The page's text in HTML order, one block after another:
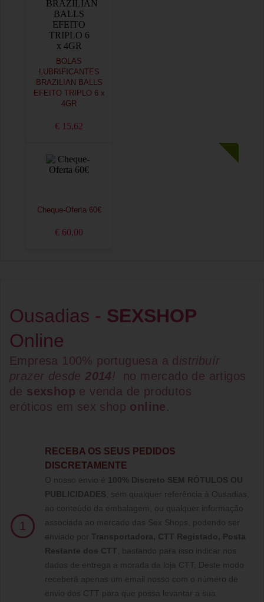
BOLAS
LUBRIFICANTES
BRAZILIAN BALLS
EFEITO TRIPLO 6 x
4GR
€ 15,62
Cheque-Oferta 60€
€ 60,00
Ousadias - SEXSHOP
Online
Empresa 100% portuguesa a d istribuír
prazer desde2014!
no mercado de artigos
de sexshop e venda de produtos
eróticos em sex shop online.
1
RECEBA OS SEUS PEDIDOS
DISCRETAMENTE
O nosso envio é 100% Discreto SEM RÓTULOS OU
PUBLICIDADES , sem qualquer referência à Ousadias,
ao conteúdo da embalagem, ou qualquer informação
associada ao mercado das Sex Shops, podendo ser
enviado por Transportadora, CTT Registado, Posta
Restante dos CTT , bastando para isso indicar nos
dados de entrega a morada da loja CTT, Deste modo
receberá apenas um email nosso com o número de
envio dos CTT para que possa levantar a sua